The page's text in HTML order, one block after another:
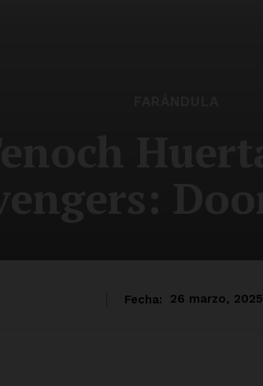
Fecha: 26 marzo, 2025